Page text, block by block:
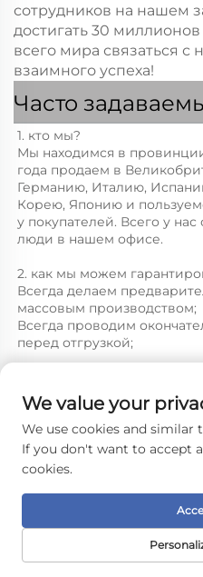
сотрудников на нашем
достигать 30
всего мира связаться
взаимного успеха!
Часто
1. кто мы?
Мы находимся в провинции
года продаем в
Германию, Италию,
Корею, Японию и
у покупателей. Всего у нас
люди в нашем офисе.
2. как мы можем
Всегда делаем
массовым производством;
Всегда проводим
перед отгрузкой;
Портативный холодильник,
,Красивый
подогреватель
поставщиков?
5. Какие услуги мы можем
Принятые условия
We value your
We use cookies and similar
If you don't want to accept
cookies.